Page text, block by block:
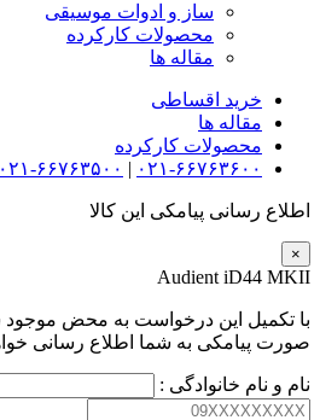
ساز و ادوات موسیقی
محصولات کارکرده
مقاله ها
خرید اقساطی
مقاله ها
محصولات کارکرده
۰۲۱-۶۶۷۶۳۶۰۰ | ۰۲۱-۶۶۷۶۳۵۰۰
اطلاع رسانی پیامکی این کالا
×
Audient iD44 MKII
با تکمیل این درخواست به محض
صورت پیامکی به شما اطلاع رسانی
نام و نام خانوادگی :